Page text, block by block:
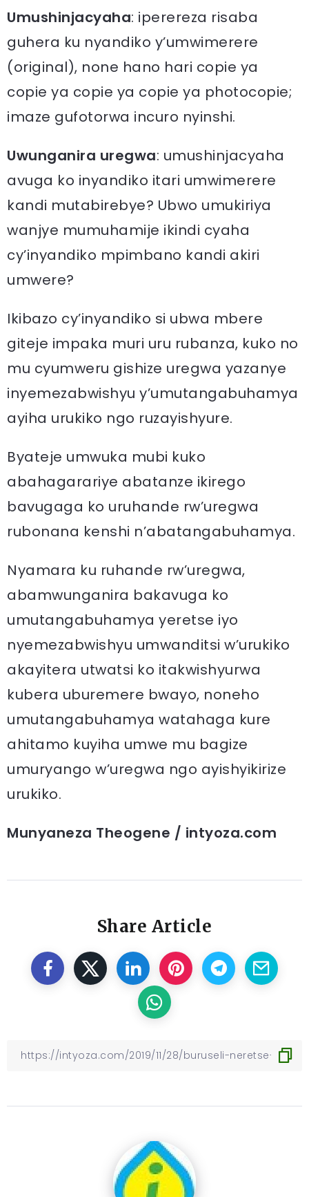
Umushinjacyaha: iperereza risaba
guhera ku nyandiko y’umwimerere
(original), none hano hari copie ya
copie ya copie ya copie ya photocopie;
imaze gufotorwa incuro nyinshi.
Uwunganira uregwa: umushinjacyaha
avuga ko inyandiko itari umwimerere
kandi mutabirebye? Ubwo umukiriya
wanjye mumuhamije ikindi cyaha
cy’inyandiko mpimbano kandi akiri
umwere?
Ikibazo cy’inyandiko si ubwa mbere
giteje impaka muri uru rubanza, kuko no
mu cyumweru gishize uregwa yazanye
inyemezabwishyu y’umutangabuhamya
ayiha urukiko ngo ruzayishyure.
Byateje umwuka mubi kuko
abahagarariye abatanze ikirego
bavugaga ko uruhande rw’uregwa
rubonana kenshi n’abatangabuhamya.
Nyamara ku ruhande rw’uregwa,
abamwunganira bakavuga ko
umutangabuhamya yeretse iyo
nyemezabwishyu umwanditsi w’urukiko
akayitera utwatsi ko itakwishyurwa
kubera uburemere bwayo, noneho
umutangabuhamya watahaga kure
ahitamo kuyiha umwe mu bagize
umuryango w’uregwa ngo ayishyikirize
urukiko.
Munyaneza Theogene / intyoza.com
Share Article